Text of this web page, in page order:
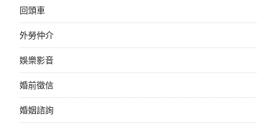
回頭車
外勞仲介
娛樂影音
婚前徵信
婚姻諮詢